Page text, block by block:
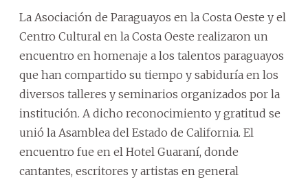
La Asociación de Paraguayos en la Costa Oeste y el
Centro Cultural en la Costa Oeste realizaron un
encuentro en homenaje a los talentos paraguayos
que han compartido su tiempo y sabiduría en los
diversos talleres y seminarios organizados por la
institución. A dicho reconocimiento y gratitud se
unió la Asamblea del Estado de California. El
encuentro fue en el Hotel Guaraní, donde
cantantes, escritores y artistas en general